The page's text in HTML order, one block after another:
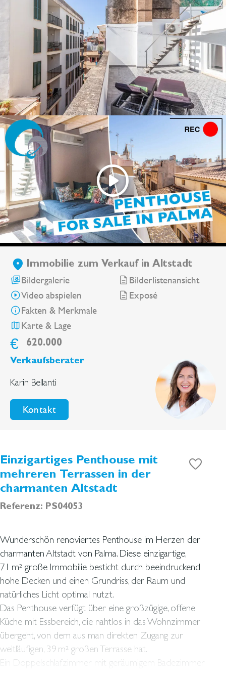
Immobilie zum Verkauf in Altstadt
Bildergalerie
Video abspielen
Fakten & Merkmale
Karte & Lage
Bilderlistenansicht
Exposé
€ 620.000
Verkaufsberater
Karin Bellanti
Kontakt
Einzigartiges Penthouse mit
mehreren Terrassen in der
charmanten Altstadt
Referenz: PS04053
Wunderschön renoviertes Penthouse im Herzen der
charmanten Altstadt von Palma. Diese einzigartige,
71 m² große Immobilie besticht durch beeindruckend
hohe Decken und einen Grundriss, der Raum und
natürliches Licht optimal nutzt.
Das Penthouse verfügt über eine großzügige, offene
Küche mit Essbereich, die nahtlos in das Wohnzimmer
übergeht, von dem aus man direkten Zugang zur
weitläufigen, 39 m² großen Terrasse hat.
Ein Doppelschlafzimmer mit geräumigem Badezimmer